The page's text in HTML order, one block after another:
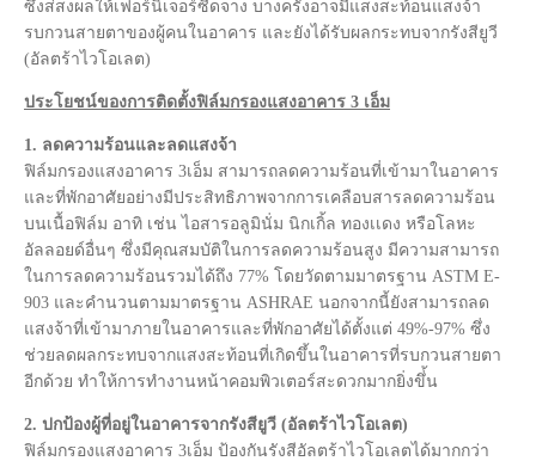
ซึ่งส่สงผลให้เฟอร์นิเจอร์ซีดจาง บางครั้งอาจมีแสงสะท้อนแสงจ้า
รบกวนสายตาของผู้คนในอาคาร และยังได้รับผลกระทบจากรังสียูวี
(อัลตร้าไวโอเลต)
ประโยชน์ของการติดตั้งฟิล์มกรองแสงอาคาร 3 เอ็ม
1. ลดความร้อนและลดแสงจ้า
ฟิล์มกรองแสงอาคาร 3เอ็ม สามารถลดความร้อนที่เข้ามาในอาคาร
และที่พักอาศัยอย่างมีประสิทธิภาพจากการเคลือบสารลดความร้อน
บนเนื้อฟิล์ม อาทิ เช่น ไอสารอลูมินั่ม นิกเกิ้ล ทองเเดง หรือโลหะ
อัลลอยด์อื่นๆ ซึ่งมีคุณสมบัติในการลดความร้อนสูง มีความสามารถ
ในการลดความร้อนรวมได้ถึง 77% โดยวัดตามมาตรฐาน ASTM E-
903 และคำนวนตามมาตรฐาน ASHRAE นอกจากนี้ยังสามารถลด
แสงจ้าที่เข้ามาภายในอาคารและที่พักอาศัยได้ตั้งแต่ 49%-97% ซึ่ง
ช่วยลดผลกระทบจากแสงสะท้อนที่เกิดขึ้นในอาคารที่รบกวนสายตา
อีกด้วย ทำให้การทำงานหน้าคอมพิวเตอร์สะดวกมากยิ่งขึ่้น
2. ปกป้องผู้ที่อยู่ในอาคารจากรังสียูวี (อัลตร้าไวโอเลต)
ฟิล์มกรองแสงอาคาร 3เอ็ม ป้องกันรังสีอัลตร้าไวโอเลตได้มากกว่า